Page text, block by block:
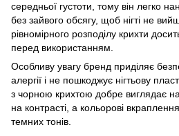
середньої густоти, тому він легко
без зайвого обсягу, щоб нігті не
рівномірного розподілу крихти
перед використанням.
Особливу увагу бренд приділяє
алергії і не пошкоджує нігтьову
з чорною крихтою добре виглядає на
на контрасті, а кольорові
темних тонів.